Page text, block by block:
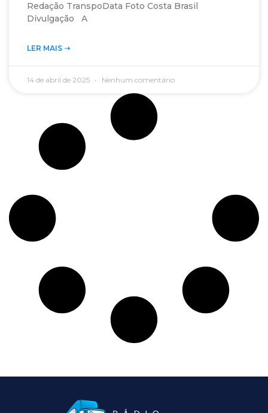
Redação TranspoData Foto Costa Brasil
Divulgação A
LER MAIS ➝‬
14 de abril de 2025 Nenhum comentário